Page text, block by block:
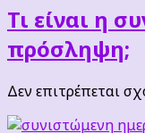
Τι είναι η
πρόσληψη;
Δεν επιτρέπεται